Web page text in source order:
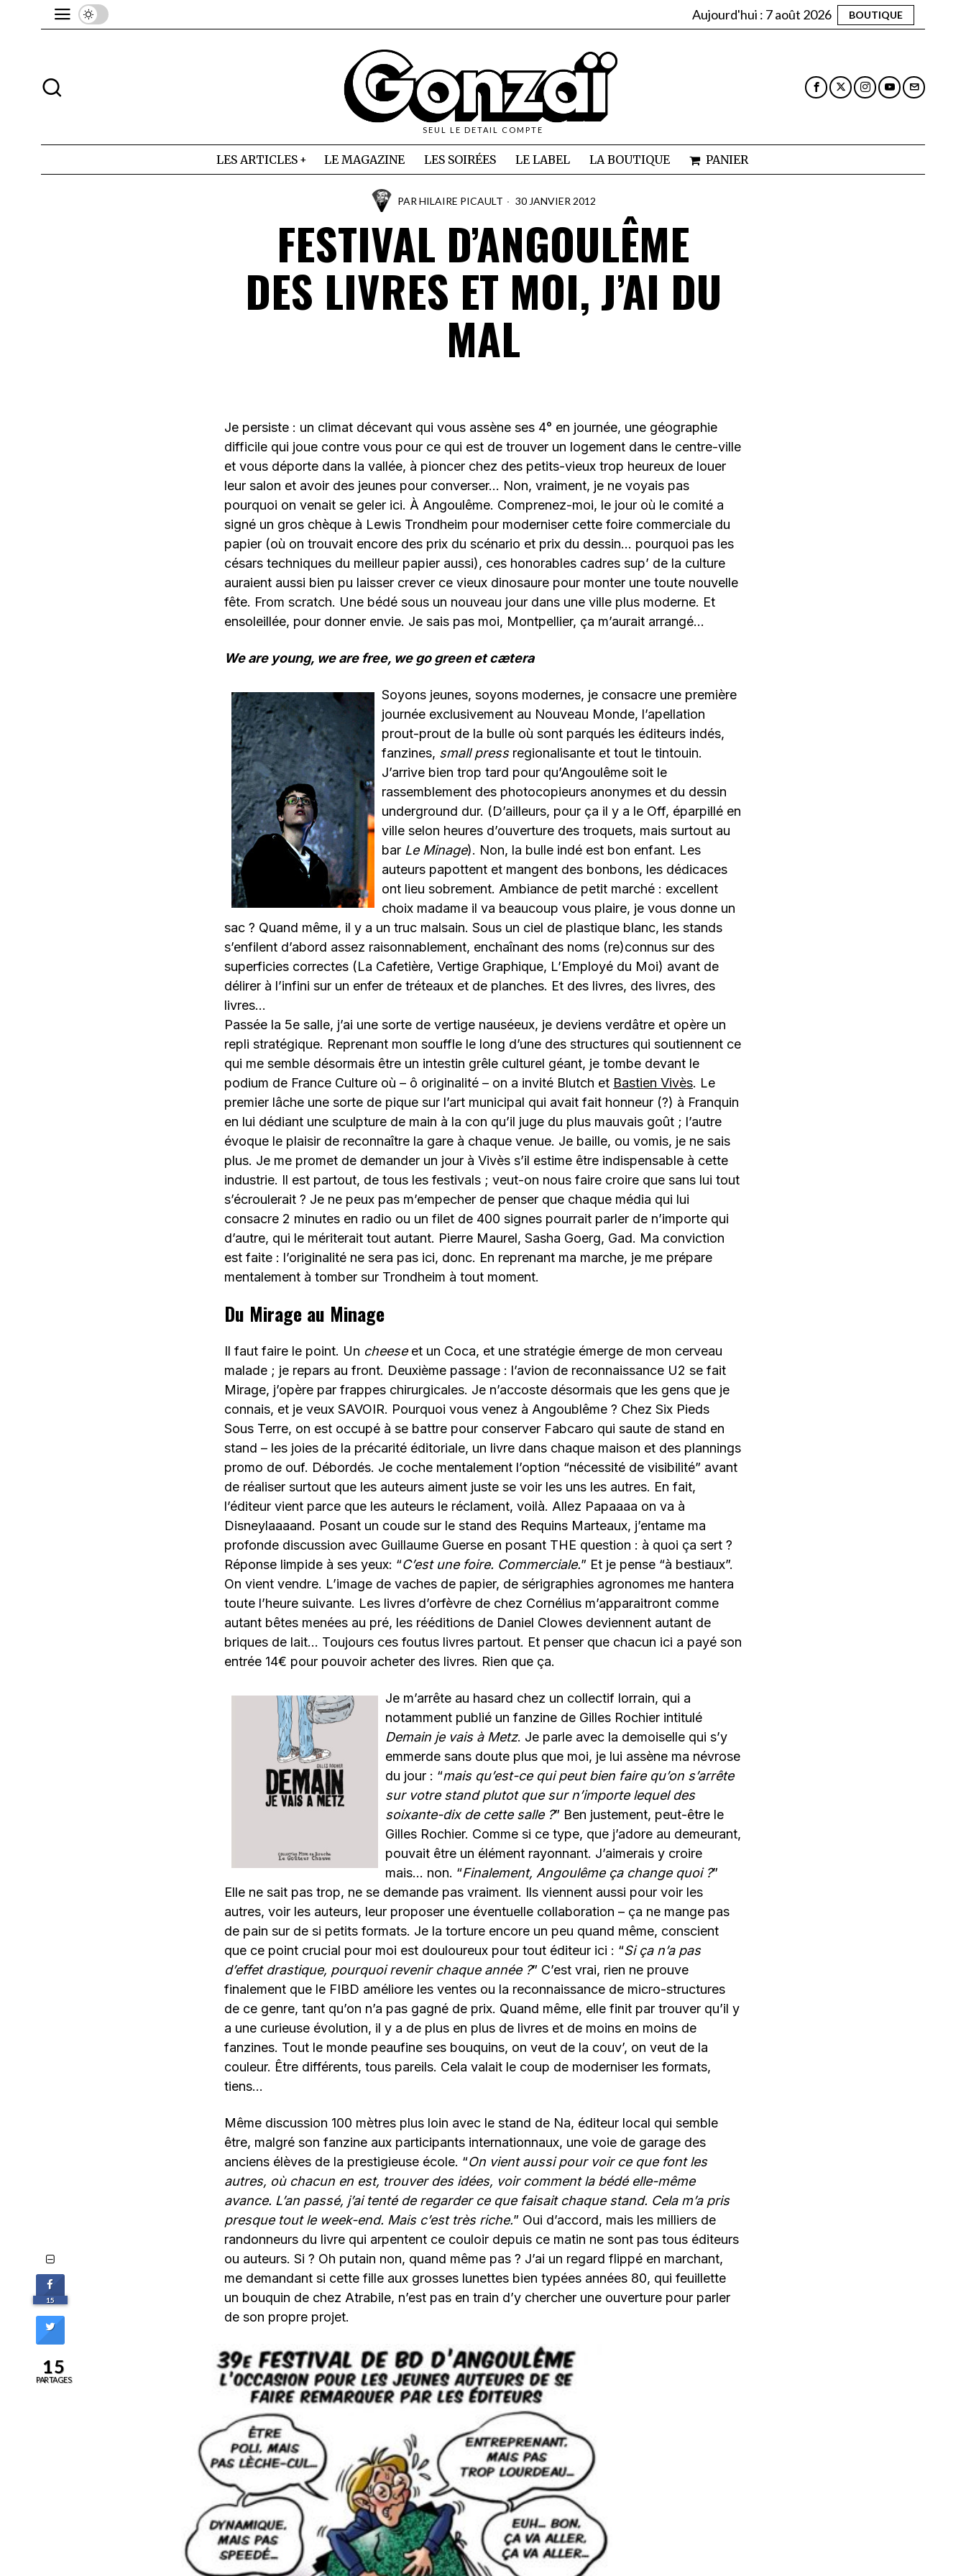
Aujourd'hui : 7 août 2026 BOUTIQUE
SEUL LE DETAIL COMPTE
LES ARTICLES LE MAGAZINE LES SOIRÉES LE LABEL LA BOUTIQUE PANIER
PAR HILAIRE PICAULT 30 JANVIER 2012
FESTIVAL D’ANGOULÊME
DES LIVRES ET MOI, J’AI DU
MAL
Je persiste : un climat décevant qui vous assène ses 4° en journée, une géographie
difficile qui joue contre vous pour ce qui est de trouver un logement dans le centre-ville
et vous déporte dans la vallée, à pioncer chez des petits-vieux trop heureux de louer
leur salon et avoir des jeunes pour converser… Non, vraiment, je ne voyais pas
pourquoi on venait se geler ici. À Angoulême. Comprenez-moi, le jour où le comité a
signé un gros chèque à Lewis Trondheim pour moderniser cette foire commerciale du
papier (où on trouvait encore des prix du scénario et prix du dessin… pourquoi pas les
césars techniques du meilleur papier aussi), ces honorables cadres sup’ de la culture
auraient aussi bien pu laisser crever ce vieux dinosaure pour monter une toute nouvelle
fête. From scratch. Une bédé sous un nouveau jour dans une ville plus moderne. Et
ensoleillée, pour donner envie. Je sais pas moi, Montpellier, ça m’aurait arrangé…
We are young, we are free, we go green et cætera
Soyons jeunes, soyons modernes, je consacre une première
journée exclusivement au Nouveau Monde, l’apellation
prout-prout de la bulle où sont parqués les éditeurs indés,
fanzines, small pressregionalisante et tout le tintouin.
J’arrive bien trop tard pour qu’Angoulême soit le
rassemblement des photocopieurs anonymes et du dessin
underground dur. (D’ailleurs, pour ça il y a le Off, éparpillé en
ville selon heures d’ouverture des troquets, mais surtout au
bar Le Minage). Non, la bulle indé est bon enfant. Les
auteurs papottent et mangent des bonbons, les dédicaces
ont lieu sobrement. Ambiance de petit marché : excellent
choix madame il va beaucoup vous plaire, je vous donne un
sac ? Quand même, il y a un truc malsain. Sous un ciel de plastique blanc, les stands
s’enfilent d’abord assez raisonnablement, enchaînant des noms (re)connus sur des
superficies correctes (La Cafetière, Vertige Graphique, L’Employé du Moi) avant de
délirer à l’infini sur un enfer de tréteaux et de planches. Et des livres, des livres, des
livres…
Passée la 5e salle, j’ai une sorte de vertige nauséeux, je deviens verdâtre et opère un
repli stratégique. Reprenant mon souffle le long d’une des structures qui soutiennent ce
qui me semble désormais être un intestin grêle culturel géant, je tombe devant le
podium de France Culture où – ô originalité – on a invité Blutch et Bastien Vivès. Le
premier lâche une sorte de pique sur l’art municipal qui avait fait honneur (?) à Franquin
en lui dédiant une sculpture de main à la con qu’il juge du plus mauvais goût ; l’autre
évoque le plaisir de reconnaître la gare à chaque venue. Je baille, ou vomis, je ne sais
plus. Je me promet de demander un jour à Vivès s’il estime être indispensable à cette
industrie. Il est partout, de tous les festivals ; veut-on nous faire croire que sans lui tout
s’écroulerait ? Je ne peux pas m’empecher de penser que chaque média qui lui
consacre 2 minutes en radio ou un filet de 400 signes pourrait parler de n’importe qui
d’autre, qui le mériterait tout autant. Pierre Maurel, Sasha Goerg, Gad. Ma conviction
est faite : l’originalité ne sera pas ici, donc. En reprenant ma marche, je me prépare
mentalement à tomber sur Trondheim à tout moment.
Du Mirage au Minage
Il faut faire le point. Un cheeseet un Coca, et une stratégie émerge de mon cerveau
malade ; je repars au front. Deuxième passage : l’avion de reconnaissance U2 se fait
Mirage, j’opère par frappes chirurgicales. Je n’accoste désormais que les gens que je
connais, et je veux SAVOIR. Pourquoi vous venez à Angoublême ? Chez Six Pieds
Sous Terre, on est occupé à se battre pour conserver Fabcaro qui saute de stand en
stand – les joies de la précarité éditoriale, un livre dans chaque maison et des plannings
promo de ouf. Débordés. Je coche mentalement l’option “nécessité de visibilité” avant
de réaliser surtout que les auteurs aiment juste se voir les uns les autres. En fait,
l’éditeur vient parce que les auteurs le réclament, voilà. Allez Papaaaa on va à
Disneylaaaand. Posant un coude sur le stand des Requins Marteaux, j’entame ma
profonde discussion avec Guillaume Guerse en posant THE question : à quoi ça sert ?
Réponse limpide à ses yeux: “C’est une foire. Commerciale.” Et je pense “à bestiaux”.
On vient vendre. L’image de vaches de papier, de sérigraphies agronomes me hantera
toute l’heure suivante. Les livres d’orfèvre de chez Cornélius m’apparaitront comme
autant bêtes menées au pré, les rééditions de Daniel Clowes deviennent autant de
briques de lait… Toujours ces foutus livres partout. Et penser que chacun ici a payé son
entrée 14€ pour pouvoir acheter des livres. Rien que ça.
Je m’arrête au hasard chez un collectif lorrain, qui a
notamment publié un fanzine de Gilles Rochier intitulé
Demain je vais à Metz. Je parle avec la demoiselle qui s’y
emmerde sans doute plus que moi, je lui assène ma névrose
du jour : “mais qu’est-ce qui peut bien faire qu’on s’arrête
sur votre stand plutot que sur n’importe lequel des
soixante-dix de cette salle ?” Ben justement, peut-être le
Gilles Rochier. Comme si ce type, que j’adore au demeurant,
pouvait être un élément rayonnant. J’aimerais y croire
mais… non. “Finalement, Angoulême ça change quoi ?”
Elle ne sait pas trop, ne se demande pas vraiment. Ils viennent aussi pour voir les
autres, voir les auteurs, leur proposer une éventuelle collaboration – ça ne mange pas
de pain sur de si petits formats. Je la torture encore un peu quand même, conscient
que ce point crucial pour moi est douloureux pour tout éditeur ici : “Si ça n’a pas
d’effet drastique, pourquoi revenir chaque année ?” C’est vrai, rien ne prouve
finalement que le FIBD améliore les ventes ou la reconnaissance de micro-structures
de ce genre, tant qu’on n’a pas gagné de prix. Quand même, elle finit par trouver qu’il y
a une curieuse évolution, il y a de plus en plus de livres et de moins en moins de
fanzines. Tout le monde peaufine ses bouquins, on veut de la couv’, on veut de la
couleur. Être différents, tous pareils. Cela valait le coup de moderniser les formats,
tiens…
Même discussion 100 mètres plus loin avec le stand de Na, éditeur local qui semble
être, malgré son fanzine aux participants internationnaux, une voie de garage des
anciens élèves de la prestigieuse école. “On vient aussi pour voir ce que font les
autres, où chacun en est, trouver des idées, voir comment la bédé elle-même
avance. L’an passé, j’ai tenté de regarder ce que faisait chaque stand. Cela m’a pris
presque tout le week-end. Mais c’est très riche.” Oui d’accord, mais les milliers de
randonneurs du livre qui arpentent ce couloir depuis ce matin ne sont pas tous éditeurs
ou auteurs. Si ? Oh putain non, quand même pas ? J’ai un regard flippé en marchant,
me demandant si cette fille aux grosses lunettes bien typées années 80, qui feuillette
un bouquin de chez Atrabile, n’est pas en train d’y chercher une ouverture pour parler
de son propre projet.
15
15
PARTAGES